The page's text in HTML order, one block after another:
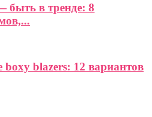
быть в тренде: 8
boxy blazers: 12 вариантов